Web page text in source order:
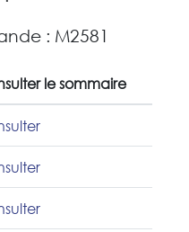
: M2581
le sommaire